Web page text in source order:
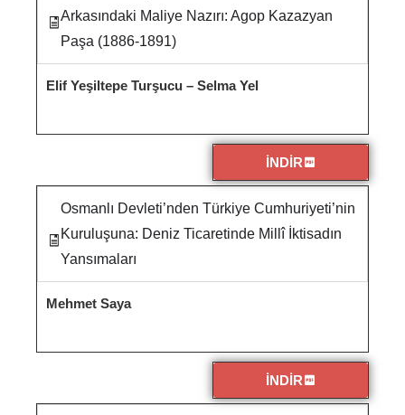
Arkasındaki Maliye Nazırı: Agop Kazazyan
Paşa (1886-1891)
Elif Yeşiltepe Turşucu – Selma Yel
İNDİR
Osmanlı Devleti’nden Türkiye Cumhuriyeti’nin
Kuruluşuna: Deniz Ticaretinde Millî İktisadın
Yansımaları
Mehmet Saya
İNDİR